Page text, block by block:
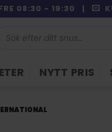
08:30 - 19:30 |
NYTT PRIS